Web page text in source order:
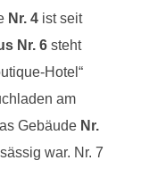
Nr. 4ist seit
Nr. 6steht
Hotel“
am
Gebäude Nr.
war. Nr. 7